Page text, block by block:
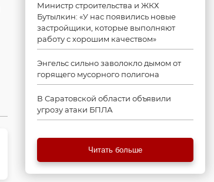
Министр строительства и ЖКХ
Бутылкин: «У нас появились новые
застройщики, которые выполняют
работу с хорошим качеством»
Энгельс сильно заволокло дымом от
горящего мусорного полигона
В Саратовской области объявили
угрозу атаки БПЛА
Читать больше